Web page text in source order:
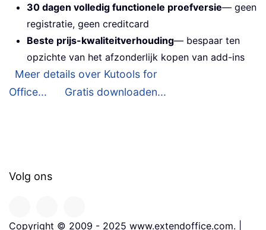
30 dagen volledig functionele proefversie— geen
registratie, geen creditcard
Beste prijs-kwaliteitverhouding— bespaar ten
opzichte van het afzonderlijk kopen van add-ins
Meer details over Kutools for
Office...
Gratis downloaden...
Volg ons
Copyright © 2009 - 2025 www.extendoffice.com. |